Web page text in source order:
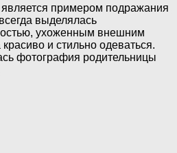
примером подражания
выделялась
ухоженным внешним
и стильно одеваться.
фотография родительницы